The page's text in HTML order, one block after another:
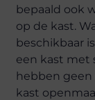
bepaald ook
op de kast.
beschikbaar
een kast met
hebben geen
kast